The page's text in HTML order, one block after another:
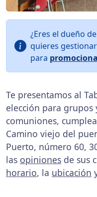
¿Eres el dueño
quieres
para
Te presentamos al
elección para grupos
comuniones,
Camino viejo del
Puerto, número 60,
las opiniones de sus
horario, la ubicación